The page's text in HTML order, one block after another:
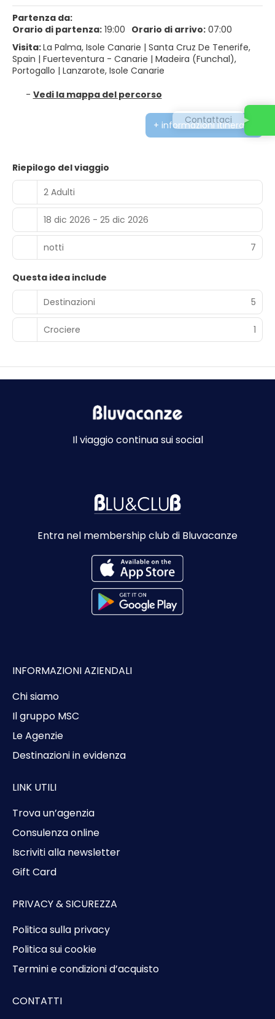
Partenza da:
Orario di partenza: 19:00 Orario di arrivo: 07:00
Visita:La Palma, Isole Canarie | Santa Cruz De Tenerife,
Spain | Fuerteventura - Canarie | Madeira (funchal),
Portogallo | Lanzarote, Isole Canarie
- Vedi la mappa del percorso
+ informazioni itinerario
Riepilogo del viaggio
2 Adulti
18 dic 2026 - 25 dic 2026
notti 7
Questa idea include
Destinazioni
5
Crociere 1
Il viaggio continua sui social
Entra nel membership club di Bluvacanze
INFORMAZIONI AZIENDALI
Chi siamo
Il gruppo MSC
Le Agenzie
Destinazioni in evidenza
LINK UTILI
Trova un’agenzia
Consulenza online
Iscriviti alla newsletter
Gift Card
PRIVACY & SICUREZZA
Politica sulla privacy
Politica sui cookie
Termini e condizioni d’acquisto
CONTATTI
Contattaci